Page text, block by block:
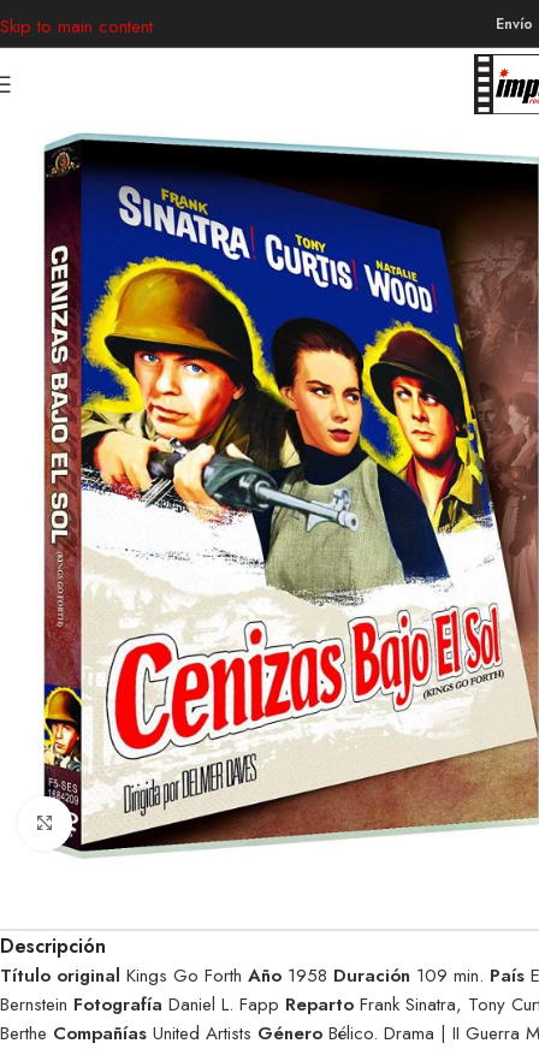
Skip to main content
Clic para ampliar
Descripción
Título original Kings Go Forth Año 1958 Duración 109 min. País
Bernstein Fotografía Daniel L. Fapp Reparto Frank Sinatra, Tony
Berthe Compañías United Artists Género Bélico. Drama | II Guerra